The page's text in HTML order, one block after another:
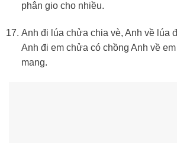
phân gio cho nhiều.
Anh đi lúa chửa chia vè, Anh về lúa
Anh đi em chửa có chồng Anh về
mang.